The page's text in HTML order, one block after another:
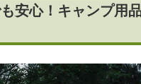
安心！キャンプ用